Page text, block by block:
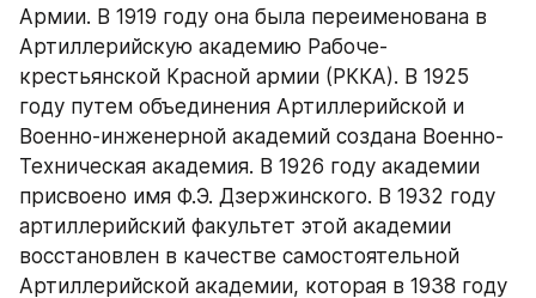
Армии. В 1919 году она была переименована в
Артиллерийскую академию Рабоче-
крестьянской Красной армии (РККА). В 1925
году путем объединения Артиллерийской и
Военно-инженерной академий создана Военно-
Техническая академия. В 1926 году академии
присвоено имя Ф.Э. Дзержинского. В 1932 году
артиллерийский факультет этой академии
восстановлен в качестве самостоятельной
Артиллерийской академии, которая в 1938 году